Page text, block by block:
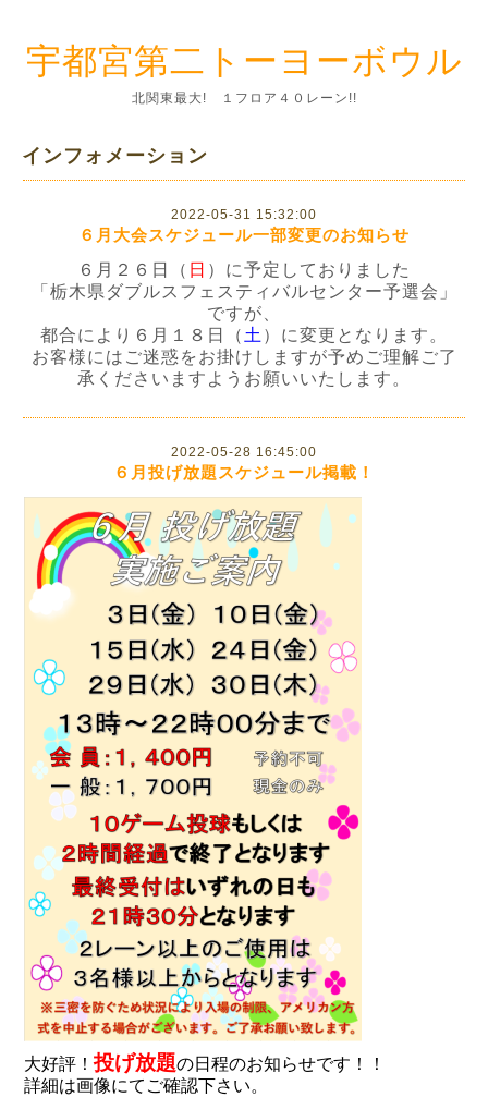
宇都宮第二トーヨーボウル
北関東最大! １フロア４０レーン!!
インフォメーション
2022-05-31 15:32:00
６月大会スケジュール一部変更のお知らせ
６月２６日（ 日 ）に予定しておりました
「栃木県ダブルスフェスティバルセンター予選会」
ですが、
都合により６月１８日（ 土 ）に変更となります。
お客様にはご迷惑をお掛けしますが予めご理解ご了
承くださいますようお願いいたします。
2022-05-28 16:45:00
６月投げ放題スケジュール掲載！
大好評！投げ放題の日程のお知らせです！！
詳細は画像にてご確認下さい。